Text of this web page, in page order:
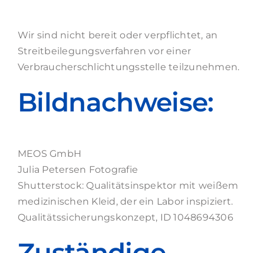
Wir sind nicht bereit oder verpflichtet, an
Streitbeilegungsverfahren vor einer
Verbraucherschlichtungsstelle teilzunehmen.
Bildnachweise:
MEOS GmbH
Julia Petersen Fotografie
Shutterstock: Qualitätsinspektor mit weißem
medizinischen Kleid, der ein Labor inspiziert.
Qualitätssicherungskonzept, ID 1048694306